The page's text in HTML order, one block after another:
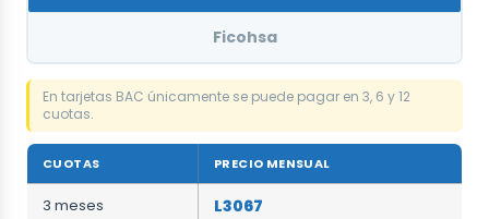
Ficohsa
En tarjetas BAC únicamente se puede pagar en 3, 6 y 12
cuotas.
CUOTAS PRECIO MENSUAL
3 meses L3067